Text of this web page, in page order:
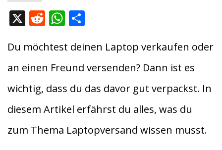
X R
d
di
t
W
at
s
A
p
p
le
n
Du möchtest deinen Laptop verkaufen oder
an einen Freund versenden? Dann ist es
wichtig, dass du das davor gut verpackst. In
diesem Artikel erfährst du alles, was du
zum Thema Laptopversand wissen musst.